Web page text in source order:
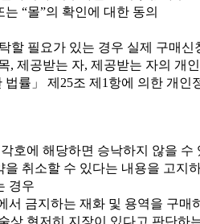
“몰”의 확인에 대한 동의
할 필요가 있는 경우 실제 구매
, 제공받는 자, 제공받는 자의
법률」 제25조 제1항에 의한 개
호에 해당하면 승낙하지 않을
취소할 수 있다는 내용을 고지
경우
서 금지하는 재화 및 용역을 구매
상 현저히 지장이 있다고 판단하